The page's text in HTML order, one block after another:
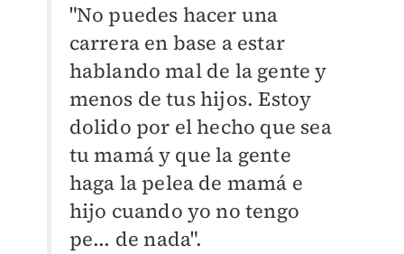
"No puedes hacer una
carrera en base a estar
hablando mal de la gente y
menos de tus hijos. Estoy
dolido por el hecho que sea
tu mamá y que la gente
haga la pelea de mamá e
hijo cuando yo no tengo
pe... de nada".